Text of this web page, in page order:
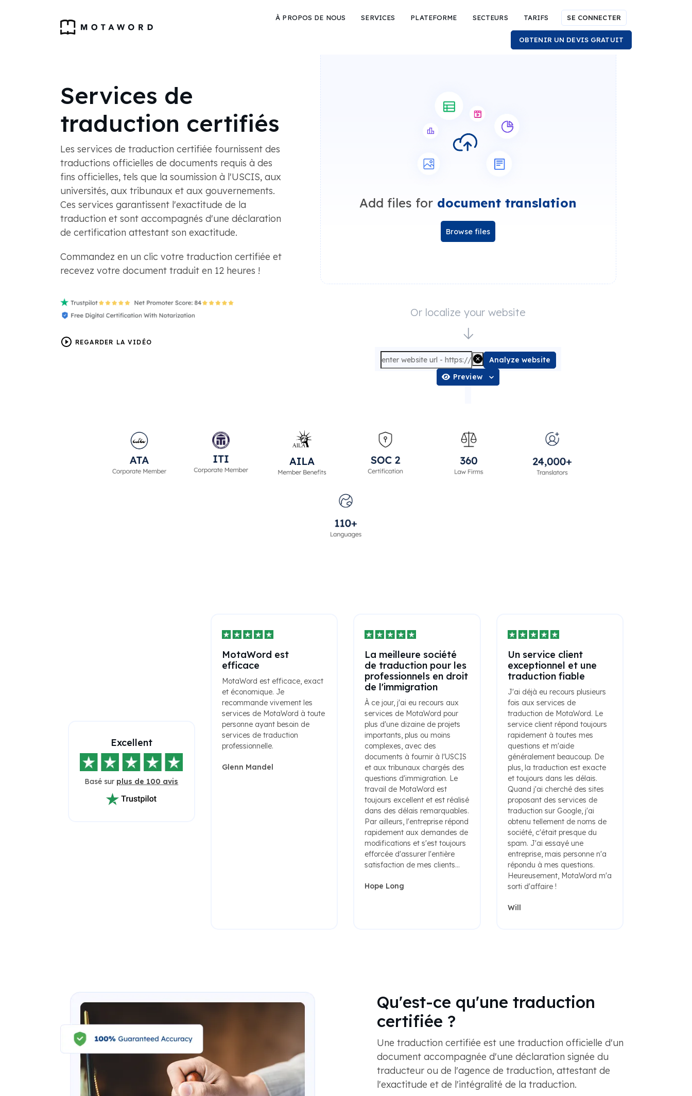
À PROPOS DE NOUS SERVICES PLATEFORME SECTEURS TARIFS SE CONNECTER
OBTENIR UN DEVIS GRATUIT
Services de
traduction certifiés
Les services de traduction certifiée fournissent des
traductions officielles de documents requis à des
fins officielles, tels que la soumission à l'USCIS, aux
universités, aux tribunaux et aux gouvernements.
Ces services garantissent l'exactitude de la
traduction et sont accompagnés d'une déclaration
de certification attestant son exactitude.
Commandez en un clic votre traduction certifiée et
recevez votre document traduit en 12 heures !
REGARDER LA VIDÉO
Add files for document translation
Browse files
Or localize your website
Analyze website
Preview
Excellent
Basé sur plus de 100 avis
MotaWord est
efficace
MotaWord est efficace, exact
et économique. Je
recommande vivement les
services de MotaWord à toute
personne ayant besoin de
services de traduction
professionnelle.
Glenn Mandel
La meilleure société
de traduction pour les
professionnels en droit
de l'immigration
À ce jour, j'ai eu recours aux
services de MotaWord pour
plus d'une dizaine de projets
importants, plus ou moins
complexes, avec des
documents à fournir à l'USCIS
et aux tribunaux chargés des
questions d'immigration. Le
travail de MotaWord est
toujours excellent et est réalisé
dans des délais remarquables.
Par ailleurs, l'entreprise répond
rapidement aux demandes de
modifications et s'est toujours
efforcée d'assurer l'entière
satisfaction de mes clients...
Hope Long
Un service client
exceptionnel et une
traduction fiable
J'ai déjà eu recours plusieurs
fois aux services de
traduction de MotaWord. Le
service client répond toujours
rapidement à toutes mes
questions et m'aide
généralement beaucoup. De
plus, la traduction est exacte
et toujours dans les délais.
Quand j'ai cherché des sites
proposant des services de
traduction sur Google, j'ai
obtenu tellement de noms de
société, c'était presque du
spam. J'ai essayé une
entreprise, mais personne n'a
répondu à mes questions.
Heureusement, MotaWord m'a
sorti d'affaire !
Will
Qu'est-ce qu'une traduction
certifiée ?
Une traduction certifiée est une traduction officielle d'un
document accompagnée d'une déclaration signée du
traducteur ou de l'agence de traduction, attestant de
l'exactitude et de l'intégralité de la traduction.